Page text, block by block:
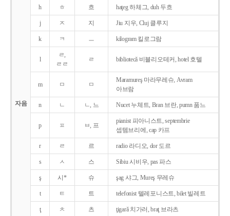
자음
h ㅎ 흐 haţeg 하체그, duh 두흐
j ㅈ 지 Jiu 지우, Cluj 클루지
k ㅋ ㅡ kilogram 킬로그람
l
ㄹ,
ㄹㄹ
ㄹ bibliotecǎ 비블리오테커, hotel 호텔
m ㅁ ㅁ
Maramureş 마라무레슈, Avram
아브람
n ㄴ ㄴ, 느 Nucet 누체트, Bran 브란, pumn 품느
p ㅍ ㅂ, 프
pianist 피아니스트, septembrie
셉템브리에, cap 카프
r ㄹ 르 radio 라디오, dor 도르
s ㅅ 스 Sibiu 시비우, pas 파스
ş 시* 슈 şag 샤그, Mureş 무레슈
t ㅌ 트 telefonist 텔레포니스트, bilet 빌레트
ţ ㅊ 츠 ţigarǎ 치가러, braţ 브라츠